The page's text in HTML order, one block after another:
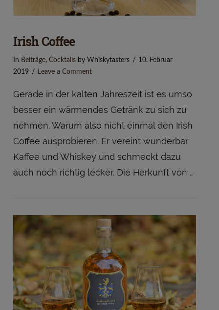
Irish Coffee
In Beiträge, Cocktailsby Whiskytasters
10. Februar
2019
Leave a Comment
Gerade in der kalten Jahreszeit ist es umso
besser ein wärmendes Getränk zu sich zu
nehmen. Warum also nicht einmal den Irish
Coffee ausprobieren. Er vereint wunderbar
Kaffee und Whiskey und schmeckt dazu
auch noch richtig lecker. Die Herkunft von …